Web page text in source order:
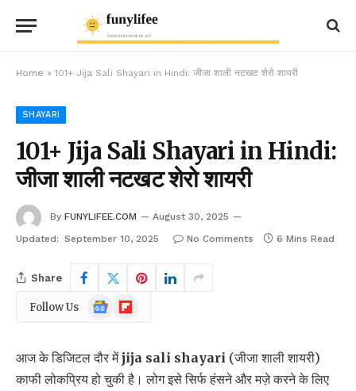
Home » 101+ Jija Sali Shayari in Hindi: जीजा शाली नटखट शेरो शायरी
SHAYARI
101+ Jija Sali Shayari in Hindi:
जीजा शाली नटखट शेरो शायरी
By FUNYLIFEE.COM
August 30, 2025
Updated: September 10, 2025 No Comments 6 Mins Read
Share
Follow Us
Google
News
Flipboard
आज के डिजिटल दौर मेंjija sali shayari (जीजा शाली शायरी)
काफी लोकप्रिय हो चुकी है। लोग इसे सिर्फ हंसने और मज़े करने के लिए